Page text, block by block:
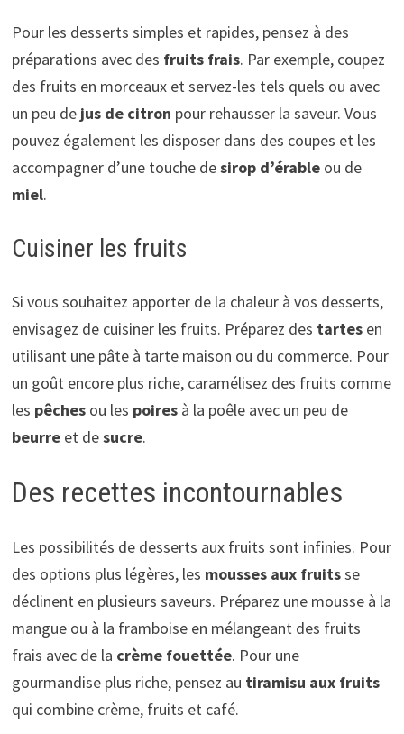
Pour les desserts simples et rapides, pensez à des
préparations avec des fruits frais. Par exemple, coupez
des fruits en morceaux et servez-les tels quels ou avec
un peu de jus de citron pour rehausser la saveur. Vous
pouvez également les disposer dans des coupes et les
accompagner d’une touche desirop d’érable ou de
miel.
Cuisiner les fruits
Si vous souhaitez apporter de la chaleur à vos desserts,
envisagez de cuisiner les fruits. Préparez des tartes en
utilisant une pâte à tarte maison ou du commerce. Pour
un goût encore plus riche, caramélisez des fruits comme
les pêches ou les poires à la poêle avec un peu de
beurre et desucre.
Des recettes incontournables
Les possibilités de desserts aux fruits sont infinies. Pour
des options plus légères, les mousses aux fruitsse
déclinent en plusieurs saveurs. Préparez une mousse à la
mangue ou à la framboise en mélangeant des fruits
frais avec de la crème fouettée. Pour une
gourmandise plus riche, pensez au tiramisu aux fruits
qui combine crème, fruits et café.